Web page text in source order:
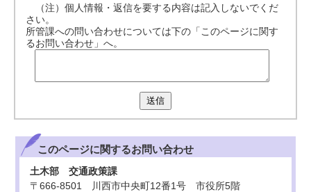
（注）個人情報・返信を要する内容は記入しないでくだ
さい。
所管課への問い合わせについては下の「このページに関す
るお問い合わせ」へ。
送信
このページに関するお問い合わせ
土木部 交通政策課
〒666-8501 川西市中央町12番1号 市役所5階